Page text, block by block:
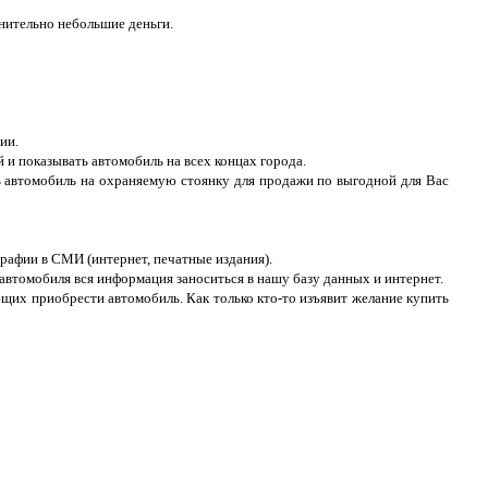
небольшие деньги.
показывать автомобиль на всех концах города.
на охраняемую стоянку для продажи по выгодной для Вас
в СМИ (интернет, печатные издания).
вся информация заноситься в нашу базу данных и интернет.
приобрести автомобиль. Как только кто-то изъявит желание купить